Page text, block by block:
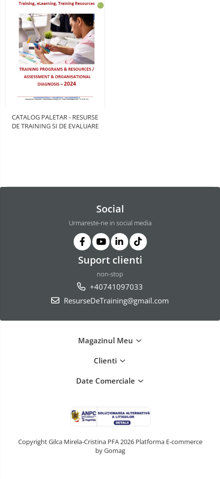
CATALOG PALETAR - RESURSE
DE TRAINING SI DE EVALUARE
Social
Urmareste-ne in social media
Suport clienti
non-stop
+40741097033
ResurseDeTraining@gmail.com
Magazinul Meu
Clienti
Date Comerciale
Copyright Gilca Mirela-Cristina PFA 2026 Platforma E-commerce
by Gomag